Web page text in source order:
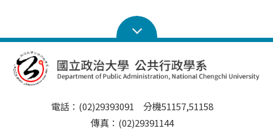
電話：(02)29393091 分機51157,51158
傳真：(02)29391144